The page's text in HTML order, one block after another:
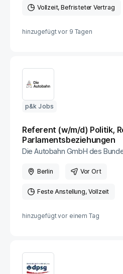
Vollzeit Befristeter Vertrag
hinzugefügt vor 9 Tagen
p&k Jobs
Referent (w/m/d) Politik,
Parlamentsbeziehungen
Die Autobahn GmbH des
Berlin Vor Ort
Feste Anstellung Vollzeit
hinzugefügt vor einem Tag